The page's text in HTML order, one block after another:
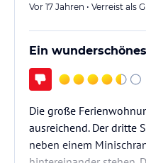
Vor 17 Jahren • Verreist als
Ein
Die große
ausreichend. Der dritte
neben einem